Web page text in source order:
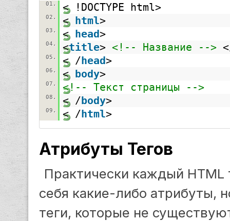
01. < !DOCTYPE html>
02. < html>
03. < head>
04. <title> <!-- Название -->
05. < /head>
06. < body>
07. <!-- Текст страницы -->
08. < /body>
09. < /html>
Атрибуты Тегов
Практически каждый
себя какие-либо атрибуты,
теги, которые не